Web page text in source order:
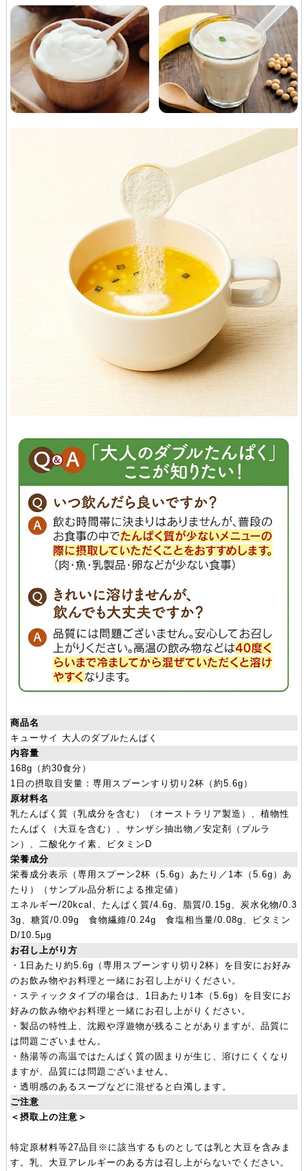
商品名
キューサイ 大人のダブルたんぱく
内容量
168g（約30食分）
1日の摂取目安量：専用スプーンすり切り2杯（約5.6g）
原材料名
乳たんぱく質（乳成分を含む）（オーストラリア製造）、植物性
たんぱく（大豆を含む）、サンザシ抽出物／安定剤（プルラ
ン）、二酸化ケイ素、ビタミンD
栄養成分
栄養成分表示（専用スプーン2杯（5.6g）あたり／1本（5.6g）あ
たり）（サンプル品分析による推定値）
エネルギー/20kcal、たんぱく質/4.6g、脂質/0.15g、炭水化物/0.3
3g、糖質/0.09g 食物繊維/0.24g 食塩相当量/0.08g、ビタミン
D/10.5μg
お召し上がり方
・1日あたり約5.6g（専用スプーンすり切り2杯）を目安にお好み
のお飲み物やお料理と一緒にお召し上がりください。
・スティックタイプの場合は、1日あたり1本（5.6g）を目安にお
好みの飲み物やお料理と一緒にお召し上がりください。
・製品の特性上、沈殿や浮遊物が残ることがありますが、品質に
は問題ございません。
・熱湯等の高温ではたんぱく質の固まりが生じ、溶けにくくなり
ますが、品質には問題ございません。
・透明感のあるスープなどに混ぜると白濁します。
ご注意
＜摂取上の注意＞
特定原材料等27品目※に該当するものとしては乳と大豆を含みま
す。乳、大豆アレルギーのある方は召し上がらないでください。